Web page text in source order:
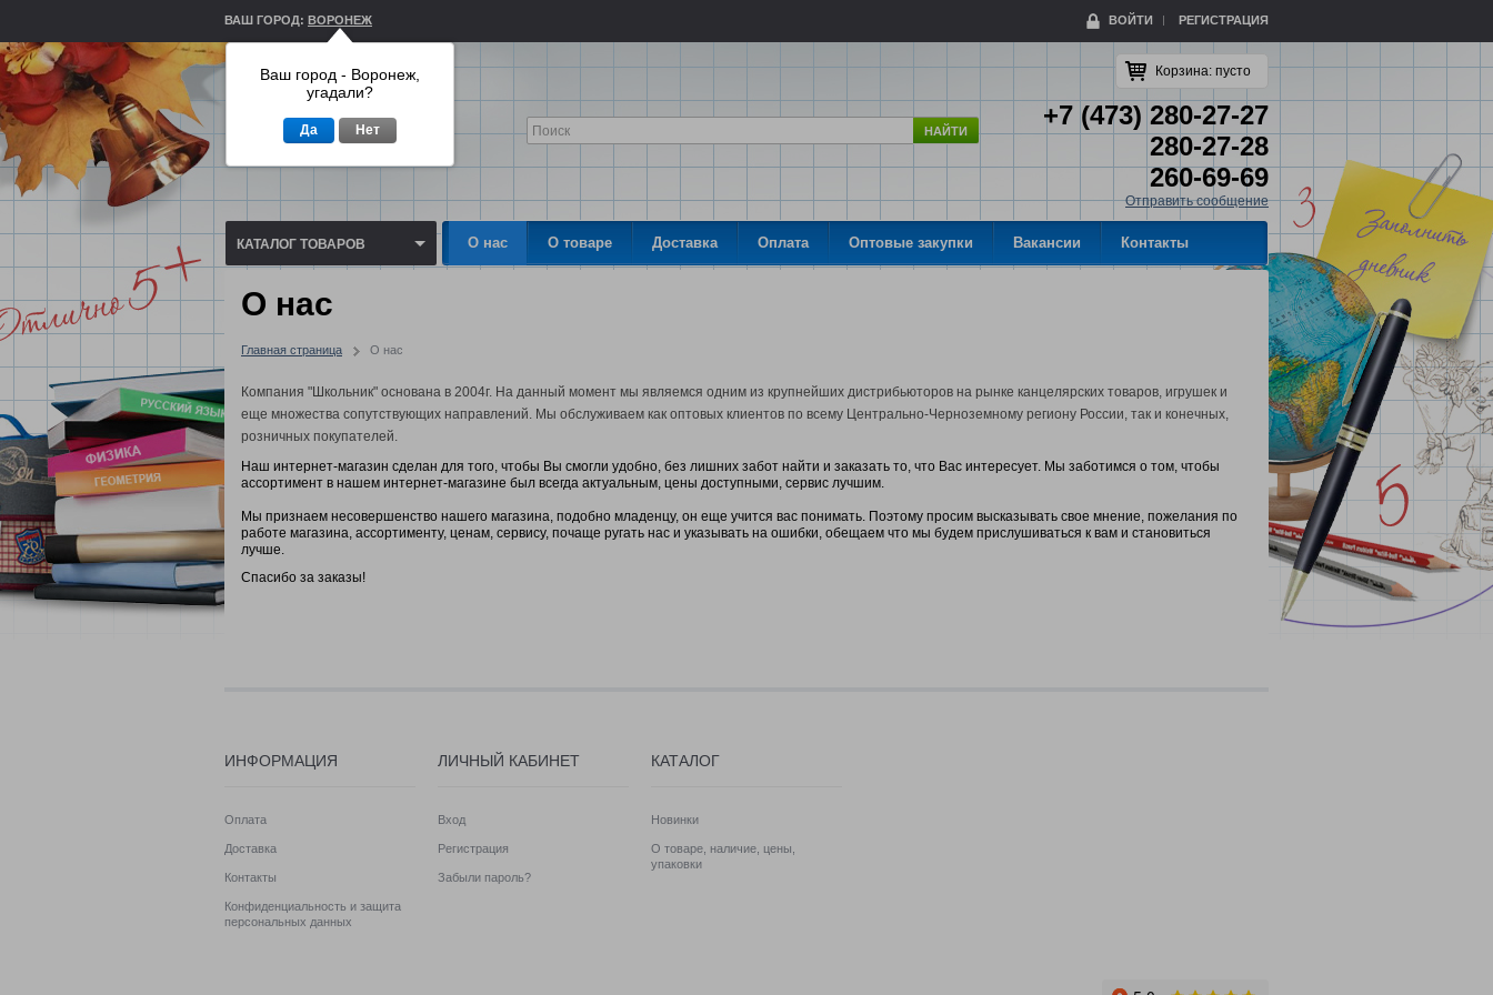
ВАШ ГОРОД: ВОРОНЕЖ ВОЙТИ РЕГИСТРАЦИЯ
НАЙТИ
Корзина: пусто
+7 (473) 280-27-27
280-27-28
260-69-69
Отправить сообщение
КАТАЛОГ ТОВАРОВ О нас О товаре Доставка Оплата Оптовые закупки Вакансии Контакты
О нас
Главная страница О нас
Компания "Школьник" основана в 2004г. На данный момент мы являемся одним из крупнейших дистрибьюторов на рынке канцелярских товаров, игрушек и
еще множества сопутствующих направлений. Мы обслуживаем как оптовых клиентов по всему Центрально-Черноземному региону России, так и конечных,
розничных покупателей.
Наш интернет-магазин сделан для того, чтобы Вы смогли удобно, без лишних забот найти и заказать то, что Вас интересует. Мы заботимся о том, чтобы
ассортимент в нашем интернет-магазине был всегда актуальным, цены доступными, сервис лучшим.
Мы признаем несовершенство нашего магазина, подобно младенцу, он еще учится вас понимать. Поэтому просим высказывать свое мнение, пожелания по
работе магазина, ассортименту, ценам, сервису, почаще ругать нас и указывать на ошибки, обещаем что мы будем прислушиваться к вам и становиться
лучше.
Спасибо за заказы!
ИНФОРМАЦИЯ
Оплата
Доставка
Контакты
Конфиденциальность и защита
персональных данных
ЛИЧНЫЙ КАБИНЕТ
Вход
Регистрация
Забыли пароль?
КАТАЛОГ
Новинки
О товаре, наличие, цены,
упаковки
Ваш город - Воронеж,
угадали?
Да Нет